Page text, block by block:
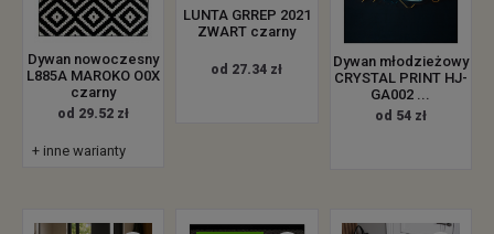
Dywan nowoczesny
L885A MAROKO O0X
czarny
od 29.52 zł
+ inne warianty
LUNTA GRREP 2021
ZWART czarny
od 27.34 zł
Dywan młodzieżowy
CRYSTAL PRINT HJ-
GA002 ...
od 54 zł